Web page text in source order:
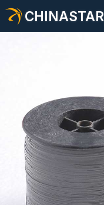
Модная
Защитная
Светящийся в
Промышленная